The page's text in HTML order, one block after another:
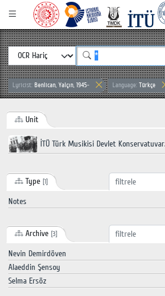
Lyricist: Benlican, Yalçın, 1945- Language: Türkçe
Unit
İTÜ Türk Musikisi Devlet Konservatuvarı
Type [1]
Notes
Archive [3]
Nevin Demirdöven
Alaeddin Şensoy
Selma Ersöz